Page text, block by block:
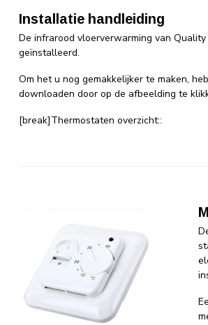
Installatie handleiding
De infrarood vloerverwarming van
geïnstalleerd.
Om het u nog gemakkelijker te maken,
downloaden door op de afbeelding te
[break]Thermostaten overzicht::